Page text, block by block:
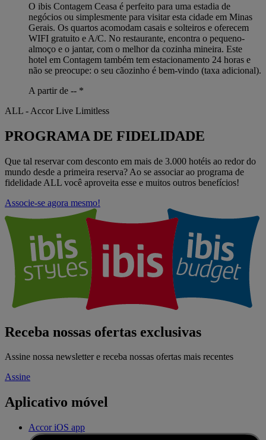
O ibis Contagem Ceasa é perfeito para uma estadia de
negócios ou simplesmente para visitar esta cidade em Minas
Gerais. Os quartos acomodam casais e solteiros e oferecem
WIFI gratuito e A/C. No restaurante, encontra o pequeno-
almoço e o jantar, com o melhor da cozinha mineira. Este
hotel em Contagem também tem estacionamento 24 horas e
não se preocupe: o seu cãozinho é bem-vindo (taxa adicional).
A partir de -- *
ALL - Accor Live Limitless
PROGRAMA DE FIDELIDADE
Que tal reservar com desconto em mais de 3.000 hotéis ao redor do
mundo desde a primeira reserva? Ao se associar ao programa de
fidelidade ALL você aproveita esse e muitos outros benefícios!
Associe-se agora mesmo!
Receba nossas ofertas exclusivas
Assine nossa newsletter e receba nossas ofertas mais recentes
Assine
Aplicativo móvel
Accor iOS app